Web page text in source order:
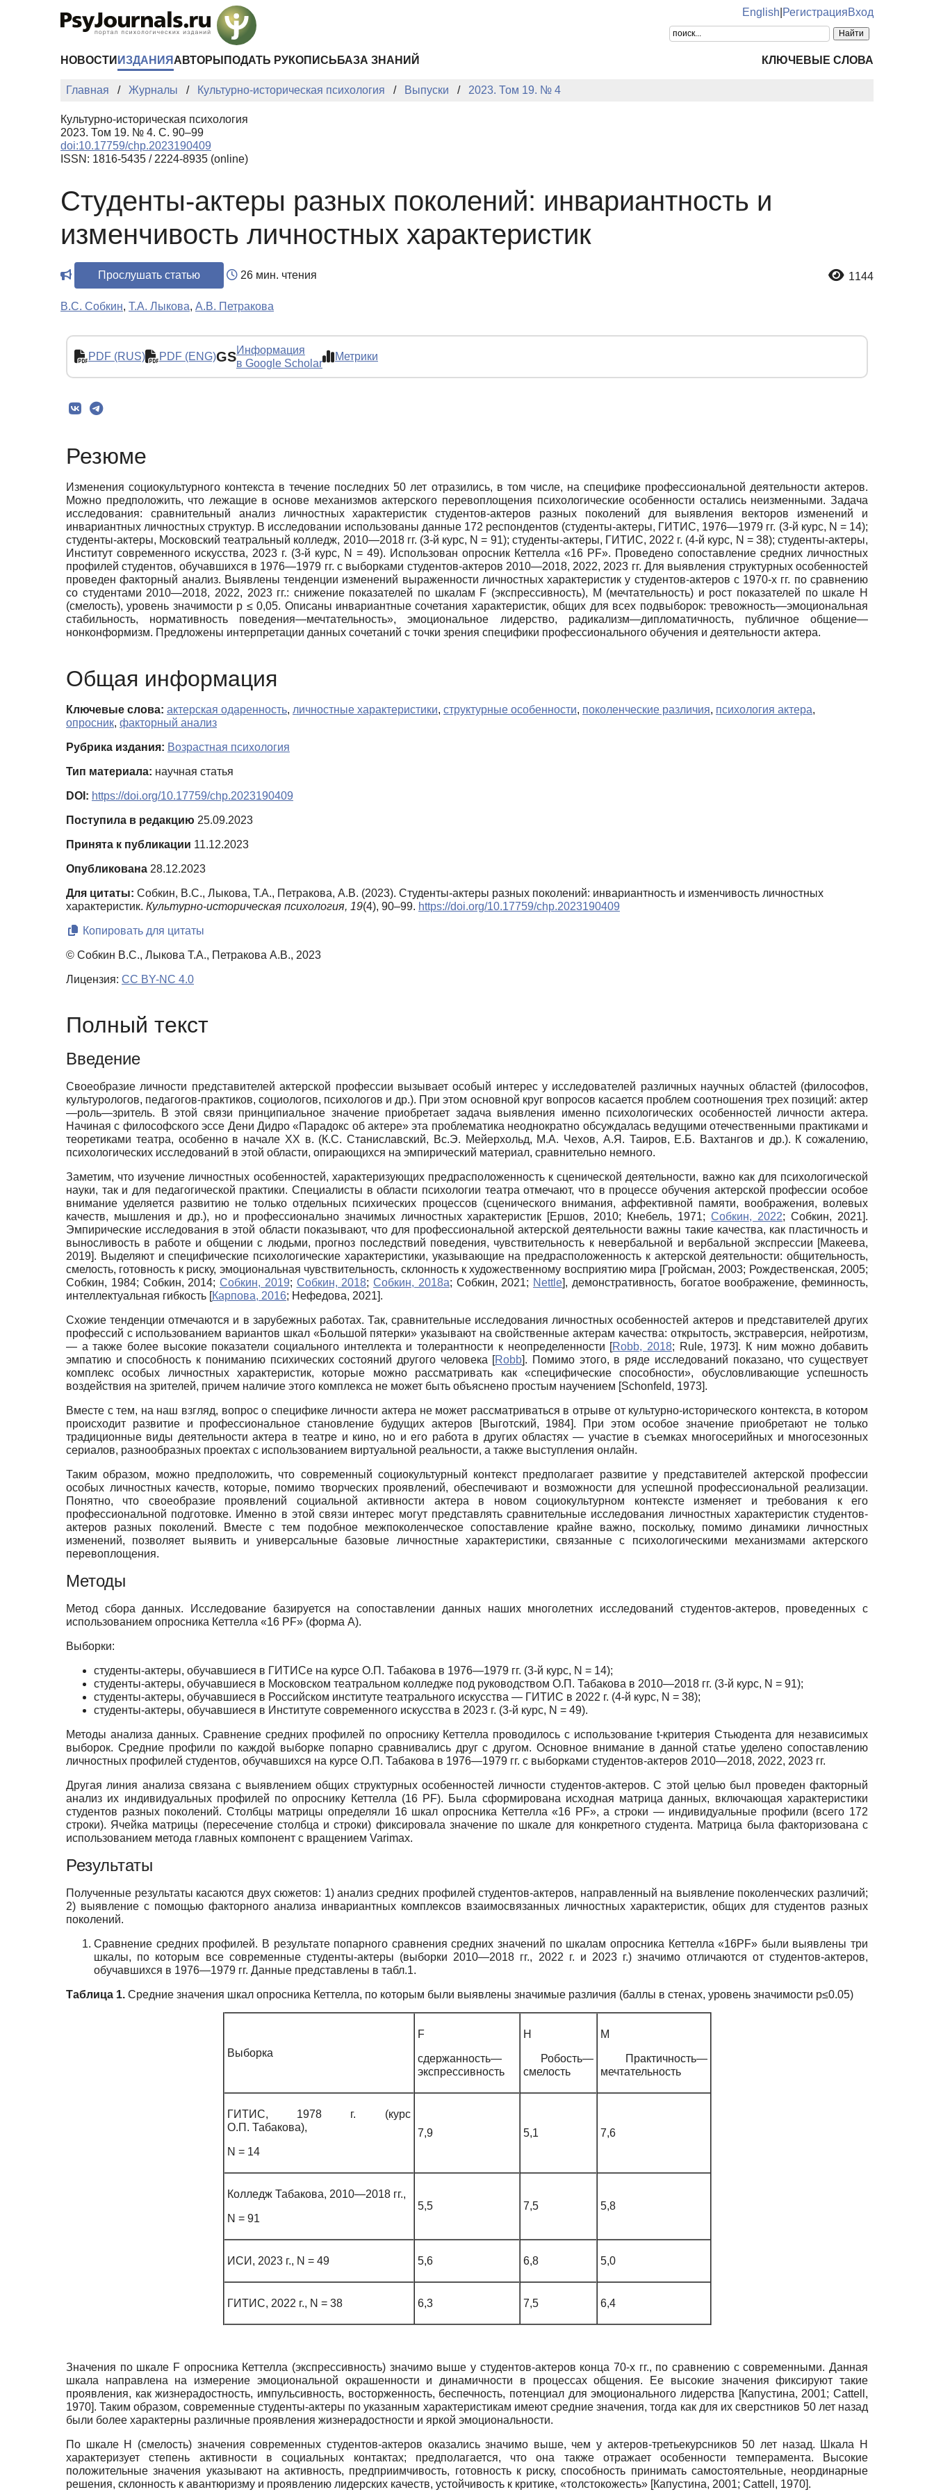
English РегистрацияВход
НОВОСТИ ИЗДАНИЯ АВТОРЫ ПОДАТЬ РУКОПИСЬ БАЗА ЗНАНИЙ КЛЮЧЕВЫЕ СЛОВА
Главная Журналы Культурно-историческая психология Выпуски 2023. Том 19. № 4
Культурно-историческая психология
2023. Том 19. № 4. С. 90–99
doi:10.17759/chp.2023190409
ISSN: 1816-5435 / 2224-8935 (online)
Студенты-актеры разных поколений: инвариантность и
изменчивость личностных характеристик
Прослушать статью 26 мин. чтения 1144
В.С. Собкин, Т.А. Лыкова, А.В. Петракова
PDF (RUS) PDF (ENG)GSИнформация
в Google Scholar
Метрики
Резюме
Изменения социокультурного контекста в течение последних 50 лет отразились, в том числе, на специфике профессиональной деятельности актеров.
Можно предположить, что лежащие в основе механизмов актерского перевоплощения психологические особенности остались неизменными. Задача
исследования: сравнительный анализ личностных характеристик студентов-актеров разных поколений для выявления векторов изменений и
инвариантных личностных структур. В исследовании использованы данные 172 респондентов (студенты-актеры, ГИТИС, 1976—1979 гг. (3-й курс, N = 14);
студенты-актеры, Московский театральный колледж, 2010—2018 гг. (3-й курс, N = 91); студенты-актеры, ГИТИС, 2022 г. (4-й курс, N = 38); студенты-актеры,
Институт современного искусства, 2023 г. (3-й курс, N = 49). Использован опросник Кеттелла «16 PF». Проведено сопоставление средних личностных
профилей студентов, обучавшихся в 1976—1979 гг. с выборками студентов-актеров 2010—2018, 2022, 2023 гг. Для выявления структурных особенностей
проведен факторный анализ. Выявлены тенденции изменений выраженности личностных характеристик у студентов-актеров с 1970-х гг. по сравнению
со студентами 2010—2018, 2022, 2023 гг.: снижение показателей по шкалам F (экспрессивность), М (мечтательность) и рост показателей по шкале Н
(смелость), уровень значимости p ≤ 0,05. Описаны инвариантные сочетания характеристик, общих для всех подвыборок: тревожность—эмоциональная
стабильность, нормативность поведения—мечтательность», эмоциональное лидерство, радикализм—дипломатичность, публичное общение—
нонконформизм. Предложены интерпретации данных сочетаний с точки зрения специфики профессионального обучения и деятельности актера.
Общая информация
Ключевые слова: актерская одаренность, личностные характеристики, структурные особенности, поколенческие различия, психология актера,
опросник, факторный анализ
Рубрика издания: Возрастная психология
Тип материала: научная статья
DOI: https://doi.org/10.17759/chp.2023190409
Поступила в редакцию 25.09.2023
Принята к публикации 11.12.2023
Опубликована 28.12.2023
Для цитаты: Собкин, В.С., Лыкова, Т.А., Петракова, А.В. (2023). Студенты-актеры разных поколений: инвариантность и изменчивость личностных
характеристик. Культурно-историческая психология, 19(4), 90–99. https://doi.org/10.17759/chp.2023190409
Копировать для цитаты
© Собкин В.С., Лыкова Т.А., Петракова А.В., 2023
Лицензия: CC BY-NC 4.0
Полный текст
Введение
Своеобразие личности представителей актерской профессии вызывает особый интерес у исследователей различных научных областей (философов,
культурологов, педагогов-практиков, социологов, психологов и др.). При этом основной круг вопросов касается проблем соотношения трех позиций: актер
—роль—зритель. В этой связи принципиальное значение приобретает задача выявления именно психологических особенностей личности актера.
Начиная с философского эссе Дени Дидро «Парадокс об актере» эта проблематика неоднократно обсуждалась ведущими отечественными практиками и
теоретиками театра, особенно в начале ХХ в. (К.С. Станиславский, Вс.Э. Мейерхольд, М.А. Чехов, А.Я. Таиров, Е.Б. Вахтангов и др.). К сожалению,
психологических исследований в этой области, опирающихся на эмпирический материал, сравнительно немного.
Заметим, что изучение личностных особенностей, характеризующих предрасположенность к сценической деятельности, важно как для психологической
науки, так и для педагогической практики. Специалисты в области психологии театра отмечают, что в процессе обучения актерской профессии особое
внимание уделяется развитию не только отдельных психических процессов (сценического внимания, аффективной памяти, воображения, волевых
качеств, мышления и др.), но и профессионально значимых личностных характеристик [Ершов, 2010; Кнебель, 1971;Собкин, 2022;Собкин, 2021].
Эмпирические исследования в этой области показывают, что для профессиональной актерской деятельности важны такие качества, как пластичность и
выносливость в работе и общении с людьми, прогноз последствий поведения, чувствительность к невербальной и вербальной экспрессии [Макеева,
2019]. Выделяют и специфические психологические характеристики, указывающие на предрасположенность к актерской деятельности: общительность,
смелость, готовность к риску, эмоциональная чувствительность, склонность к художественному восприятию мира [Гройсман, 2003; Рождественская, 2005;
Собкин, 1984; Собкин, 2014; Собкин, 2019; Собкин, 2018; Собкин, 2018а; Собкин, 2021; Nettle], демонстративность, богатое воображение, феминность,
интеллектуальная гибкость [Карпова, 2016; Нефедова, 2021].
Схожие тенденции отмечаются и в зарубежных работах. Так, сравнительные исследования личностных особенностей актеров и представителей других
профессий с использованием вариантов шкал «Большой пятерки» указывают на свойственные актерам качества: открытость, экстраверсия, нейротизм,
— а также более высокие показатели социального интеллекта и толерантности к неопределенности [Robb, 2018; Rule, 1973]. К ним можно добавить
эмпатию и способность к пониманию психических состояний другого человека [Robb]. Помимо этого, в ряде исследований показано, что существует
комплекс особых личностных характеристик, которые можно рассматривать как «специфические способности», обусловливающие успешность
воздействия на зрителей, причем наличие этого комплекса не может быть объяснено простым научением [Schonfeld, 1973].
Вместе с тем, на наш взгляд, вопрос о специфике личности актера не может рассматриваться в отрыве от культурно-исторического контекста, в котором
происходит развитие и профессиональное становление будущих актеров
[Выготский, 1984]. При этом особое значение приобретают не только
традиционные виды деятельности актера в театре и кино, но и его работа в других областях — участие в съемках многосерийных и многосезонных
сериалов, разнообразных проектах с использованием виртуальной реальности, а также выступления онлайн.
Таким образом, можно предположить, что современный социокультурный контекст предполагает развитие у представителей актерской профессии
особых личностных качеств, которые, помимо творческих проявлений, обеспечивают и возможности для успешной профессиональной реализации.
Понятно, что своеобразие проявлений социальной активности актера в новом социокультурном контексте изменяет и требования к его
профессиональной подготовке. Именно в этой связи интерес могут представлять сравнительные исследования личностных характеристик студентов-
актеров разных поколений. Вместе с тем подобное межпоколенческое сопоставление крайне важно, поскольку, помимо динамики личностных
изменений, позволяет выявить и универсальные базовые личностные характеристики, связанные с психологическими механизмами актерского
перевоплощения.
Методы
Метод сбора данных. Исследование базируется на сопоставлении данных наших многолетних исследований студентов-актеров, проведенных с
использованием опросника Кеттелла «16 PF» (форма А).
Выборки:
студенты-актеры, обучавшиеся в ГИТИСе на курсе О.П. Табакова в 1976—1979 гг. (3-й курс, N = 14);
студенты-актеры, обучавшиеся в Московском театральном колледже под руководством О.П. Табакова в 2010—2018 гг. (3-й курс, N = 91);
студенты-актеры, обучавшиеся в Российском институте театрального искусства — ГИТИС в 2022 г. (4-й курс, N = 38);
студенты-актеры, обучавшиеся в Институте современного искусства в 2023 г. (3-й курс, N = 49).
Методы анализа данных. Сравнение средних профилей по опроснику Кеттелла проводилось с использование t-критерия Стьюдента для независимых
выборок. Средние профили по каждой выборке попарно сравнивались друг с другом. Основное внимание в данной статье уделено сопоставлению
личностных профилей студентов, обучавшихся на курсе О.П. Табакова в 1976—1979 гг. с выборками студентов-актеров 2010—2018, 2022, 2023 гг.
Другая линия анализа связана с выявлением общих структурных особенностей личности студентов-актеров. С этой целью был проведен факторный
анализ их индивидуальных профилей по опроснику Кеттелла (16 PF). Была сформирована исходная матрица данных, включающая характеристики
студентов разных поколений. Столбцы матрицы определяли 16 шкал опросника Кеттелла «16 PF», а строки — индивидуальные профили (всего 172
строки). Ячейка матрицы (пересечение столбца и строки) фиксировала значение по шкале для конкретного студента. Матрица была факторизована с
использованием метода главных компонент с вращением Varimax.
Результаты
Полученные результаты касаются двух сюжетов: 1) анализ средних профилей студентов-актеров, направленный на выявление поколенческих различий;
2) выявление с помощью факторного анализа инвариантных комплексов взаимосвязанных личностных характеристик, общих для студентов разных
поколений.
Сравнение средних профилей. В результате попарного сравнения средних значений по шкалам опросника Кеттелла «16PF» были выявлены три
шкалы, по которым все современные студенты-актеры (выборки 2010—2018 гг., 2022 г. и 2023 г.) значимо отличаются от студентов-актеров,
обучавшихся в 1976—1979 гг. Данные представлены в табл.1.
Таблица 1. Средние значения шкал опросника Кеттелла, по которым были выявлены значимые различия (баллы в стенах, уровень значимости p≤0.05)
Выборка
F
сдержанность—
экспрессивность
H
Робость—
смелость
M
Практичность—
мечтательность
ГИТИС, 1978 г. (курс
О.П. Табакова),
N = 14
7,9 5,1 7,6
Колледж Табакова, 2010—2018 гг.,
N = 91
5,5 7,5 5,8
ИСИ, 2023 г., N = 49 5,6 6,8 5,0
ГИТИС, 2022 г., N = 38 6,3 7,5 6,4
Значения по шкале F опросника Кеттелла (экспрессивность) значимо выше у студентов-актеров конца 70-х гг., по сравнению с современными. Данная
шкала направлена на измерение эмоциональной окрашенности и динамичности в процессах общения. Ее высокие значения фиксируют такие
проявления, как жизнерадостность, импульсивность, восторженность, беспечность, потенциал для эмоционального лидерства [Капустина, 2001;Cattell,
1970]. Таким образом, современные студенты-актеры по указанным характеристикам имеют средние значения, тогда как для их сверстников 50 лет назад
были более характерны различные проявления жизнерадостности и яркой эмоциональности.
По шкале Н (смелость) значения современных студентов-актеров оказались значимо выше, чем у актеров-третьекурсников 50 лет назад. Шкала Н
характеризует степень активности в социальных контактах; предполагается, что она также отражает особенности темперамента. Высокие
положительные значения указывают на активность, предприимчивость, готовность к риску, способность принимать самостоятельные, неординарные
решения, склонность к авантюризму и проявлению лидерских качеств, устойчивость к критике, «толстокожесть» [Капустина, 2001; Cattell, 1970].